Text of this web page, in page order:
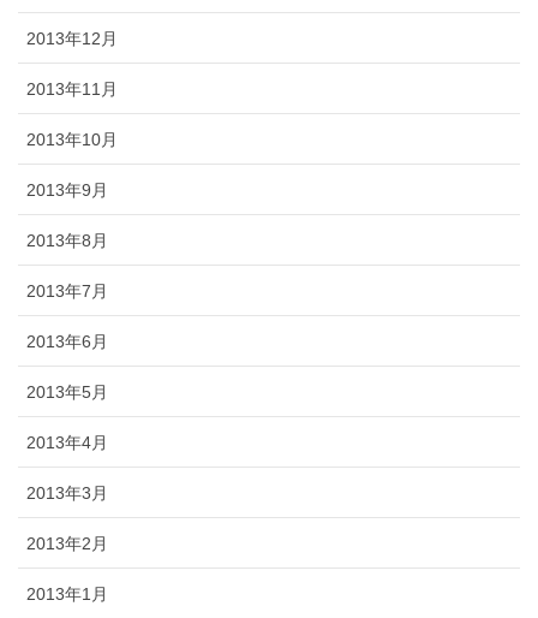
2013年12月
2013年11月
2013年10月
2013年9月
2013年8月
2013年7月
2013年6月
2013年5月
2013年4月
2013年3月
2013年2月
2013年1月